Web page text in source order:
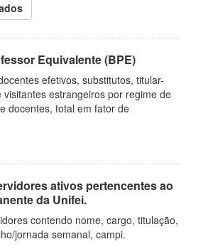
Equivalente (BPE)
efetivos, substitutos, titular-
visitantes estrangeiros por regime de
docentes, total em fator de
ativos pertencentes ao
da Unifei.
contendo nome, cargo, titulação,
jornada semanal, campi.